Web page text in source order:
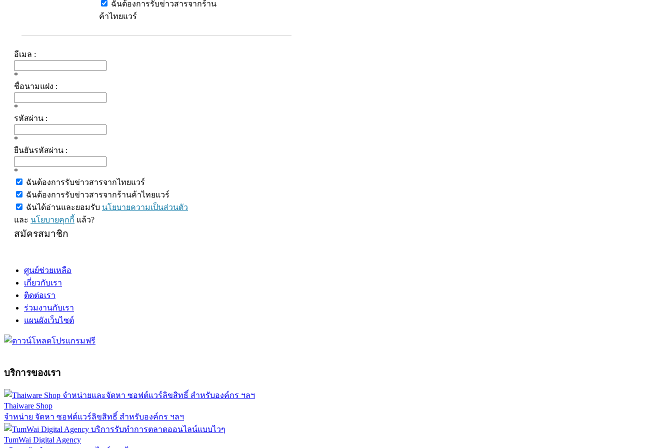
ฉันต้องการรับข่าวสารจากร้าน
ค้าไทยแวร์
อีเมล :
*
ชื่อนามแฝง :
*
รหัสผ่าน :
*
ยืนยันรหัสผ่าน :
*
ฉันต้องการรับข่าวสารจากไทยแวร์
ฉันต้องการรับข่าวสารจากร้านค้าไทยแวร์
ฉันได้อ่านและยอมรับ นโยบายความเป็นส่วนตัว
และ นโยบายคุกกี้ แล้ว?
สมัครสมาชิก
ศูนย์ช่วยเหลือ
เกี่ยวกับเรา
ติดต่อเรา
ร่วมงานกับเรา
แผนผังเว็บไซต์
บริการของเรา
Thaiware Shop
จำหน่าย จัดหา ซอฟต์แวร์ลิขสิทธิ์ สำหรับองค์กร ฯลฯ
TumWai Digital Agency